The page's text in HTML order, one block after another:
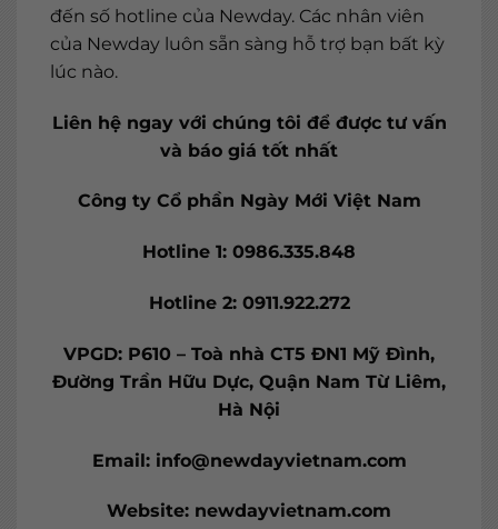
đến số hotline của Newday. Các nhân viên
của Newday luôn sẵn sàng hỗ trợ bạn bất kỳ
lúc nào.
Liên hệ ngay với chúng tôi để được tư vấn
và báo giá tốt nhất
Công ty Cổ phần Ngày Mới Việt Nam
Hotline 1: 0986.335.848
Hotline 2: 0911.922.272
VPGD: P610 – Toà nhà CT5 ĐN1 Mỹ Đình,
Đường Trần Hữu Dực, Quận Nam Từ Liêm,
Hà Nội
Email: info@newdayvietnam.com
Website: newdayvietnam.com